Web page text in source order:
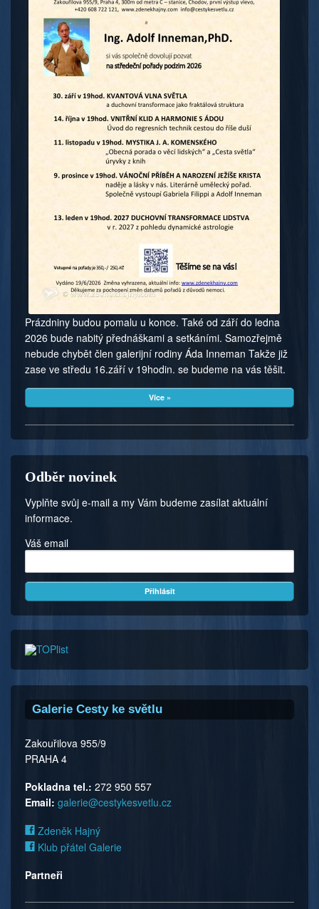
Prázdniny budou pomalu u konce. Také od září do ledna
2026 bude nabitý přednáškami a setkáními. Samozřejmě
nebude chybět člen galerijní rodiny Áda Inneman Takže již
zase ve středu 16.září v 19hodin. se budeme na vás těšit.
Více »
Odběr novinek
Vyplňte svůj e-mail a my Vám budeme zasílat aktuální
informace.
Váš email
Galerie Cesty ke světlu
Zakouřilova 955/9
PRAHA 4
Pokladna tel.: 272 950 557
Email: galerie@cestykesvetlu.cz
Zdeněk Hajný
Klub přátel Galerie
Partneři